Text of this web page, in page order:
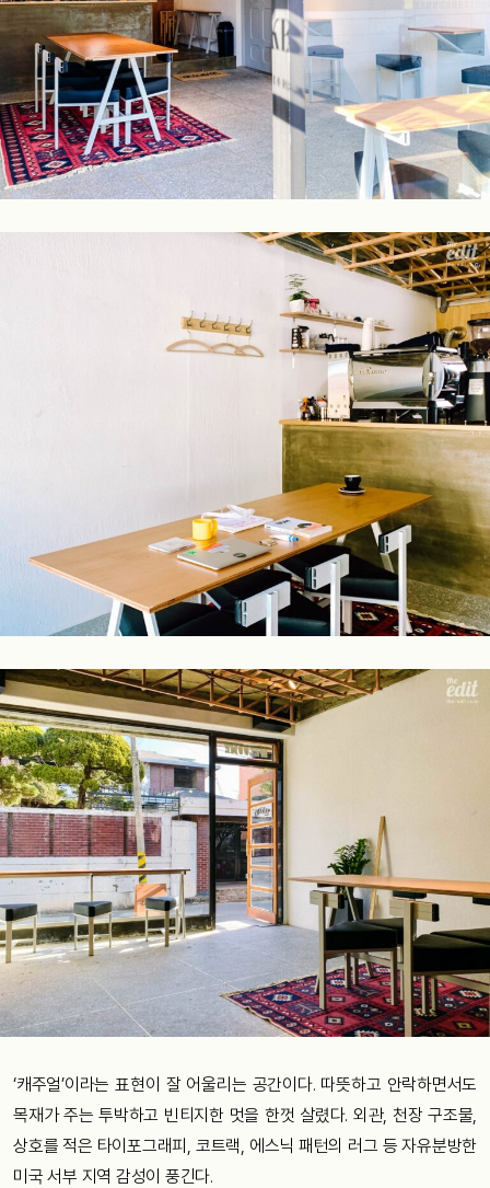
‘캐주얼’이라는 표현이 잘 어울리는 공간이다. 따뜻하고 안락하면서도
목재가 주는 투박하고 빈티지한 멋을 한껏 살렸다. 외관, 천장 구조물,
상호를 적은 타이포그래피, 코트랙, 에스닉 패턴의 러그 등 자유분방한
미국 서부 지역 감성이 풍긴다.